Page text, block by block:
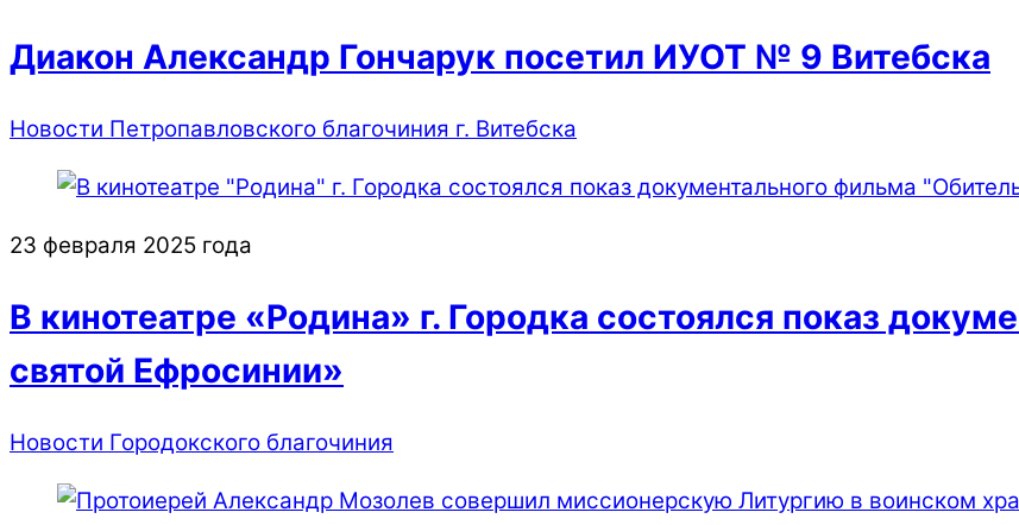
Диакон Александр Гончарук посетил ИУОТ № 9 Витебска
Новости Петропавловского благочиния г. Витебска
23 февраля 2025 года
В кинотеатре «Родина» г. Городка состоялся показ
святой Ефросинии»
Новости Городокского благочиния